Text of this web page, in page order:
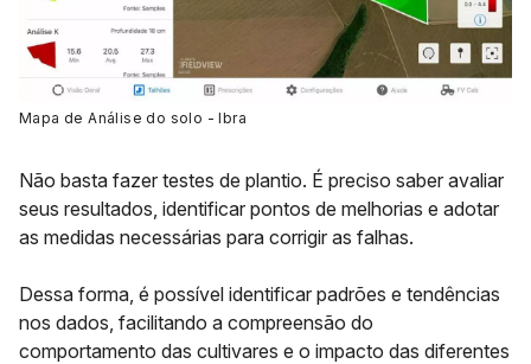
Mapa de Análise do solo - Ibra
Não basta fazer testes de plantio. É preciso saber avaliar
seus resultados, identificar pontos de melhorias e adotar
as medidas necessárias para corrigir as falhas.
Dessa forma, é possível identificar padrões e tendências
nos dados, facilitando a compreensão do
comportamento das cultivares e o impacto das diferentes